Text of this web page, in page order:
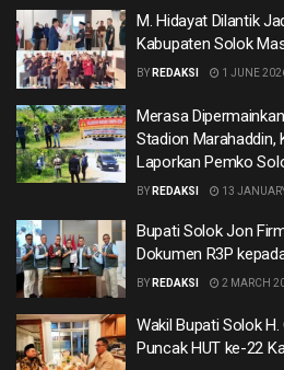
M. Hidayat Dilantik
Kabupaten Solok
BY REDAKSI 1 JUNE
Merasa
Stadion Marahaddin,
Laporkan Pemko
BY REDAKSI 13
Bupati Solok Jon
Dokumen R3P
BY REDAKSI 2 MARCH
Wakil Bupati Solok
Puncak HUT ke-22